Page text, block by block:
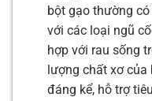
bột gạo thường
với các loại ngũ
hợp với rau sống
lượng chất xơ
đáng kể, hỗ trợ